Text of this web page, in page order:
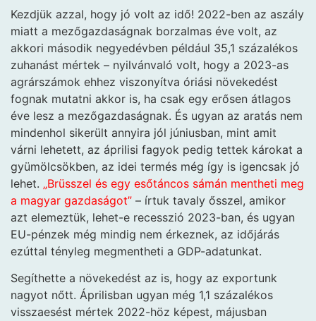
Kezdjük azzal, hogy jó volt az idő! 2022-ben az aszály
miatt a mezőgazdaságnak borzalmas éve volt, az
akkori második negyedévben például 35,1 százalékos
zuhanást mértek – nyilvánvaló volt, hogy a 2023-as
agrárszámok ehhez viszonyítva óriási növekedést
fognak mutatni akkor is, ha csak egy erősen átlagos
éve lesz a mezőgazdaságnak. És ugyan az aratás nem
mindenhol sikerült annyira jól júniusban, mint amit
várni lehetett, az áprilisi fagyok pedig tettek károkat a
gyümölcsökben, az idei termés még így is igencsak jó
lehet. „Brüsszel és egy esőtáncos sámán mentheti meg
a magyar gazdaságot” – írtuk tavaly ősszel, amikor
azt elemeztük, lehet-e recesszió 2023-ban, és ugyan
EU-pénzek még mindig nem érkeznek, az időjárás
ezúttal tényleg megmentheti a GDP-adatunkat.
Segíthette a növekedést az is, hogy az exportunk
nagyot nőtt. Áprilisban ugyan még 1,1 százalékos
visszaesést mértek 2022-höz képest, májusban